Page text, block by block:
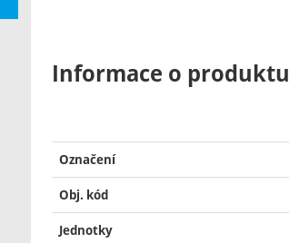
Informace o produktu
Označení
Obj. kód
Jednotky